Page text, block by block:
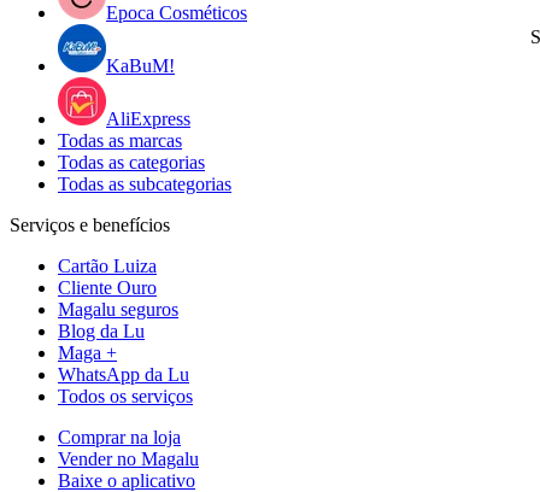
Epoca Cosméticos
KaBuM!
AliExpress
Todas as marcas
Todas as categorias
Todas as subcategorias
Serviços e benefícios
Cartão Luiza
Cliente Ouro
Magalu seguros
Blog da Lu
Maga +
WhatsApp da Lu
Todos os serviços
Comprar na loja
Vender no Magalu
Baixe o aplicativo